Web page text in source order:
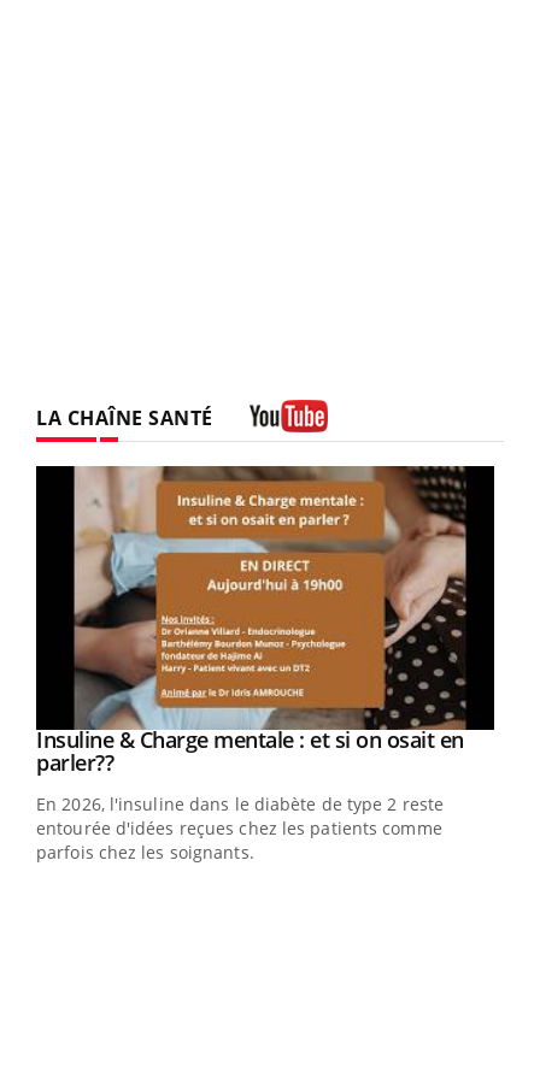
LA CHAÎNE SANTÉ
Youtube
Insuline & Charge mentale : et si on osait en
parler??Youtube
En 2026, l'insuline dans le diabète de type 2 reste
entourée d'idées reçues chez les patients comme
parfois chez les soignants.